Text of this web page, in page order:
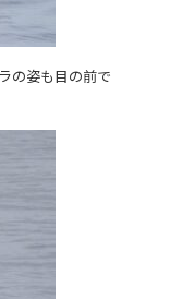
の姿も目の前で